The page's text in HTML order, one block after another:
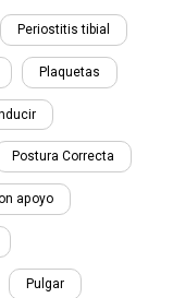
Periostitis tibial
Plaquetas
Postura Correcta
apoyo
Pulgar